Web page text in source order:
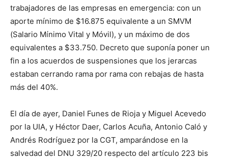
trabajadores de las empresas en emergencia: con un
aporte mínimo de $16.875 equivalente a un SMVM
(Salario Mínimo Vital y Móvil), y un máximo de dos
equivalentes a $33.750. Decreto que suponía poner un
fin a los acuerdos de suspensiones que los jerarcas
estaban cerrando rama por rama con rebajas de hasta
más del 40%.
El día de ayer, Daniel Funes de Rioja y Miguel Acevedo
por la UIA, y Héctor Daer, Carlos Acuña, Antonio Caló y
Andrés Rodríguez por la CGT, amparándose en la
salvedad del DNU 329/20 respecto del artículo 223 bis